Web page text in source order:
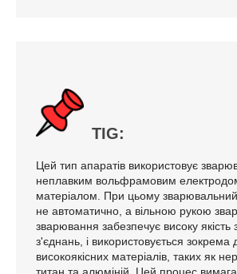
TIG:
Цей тип апаратів використовує
неплавким вольфрамовим
матеріалом. При цьому зварювальний
не автоматично, а вільною рукою
зварювання забезпечує високу якість
з'єднань, і використовується зокрема
високоякісних матеріалів, таких як